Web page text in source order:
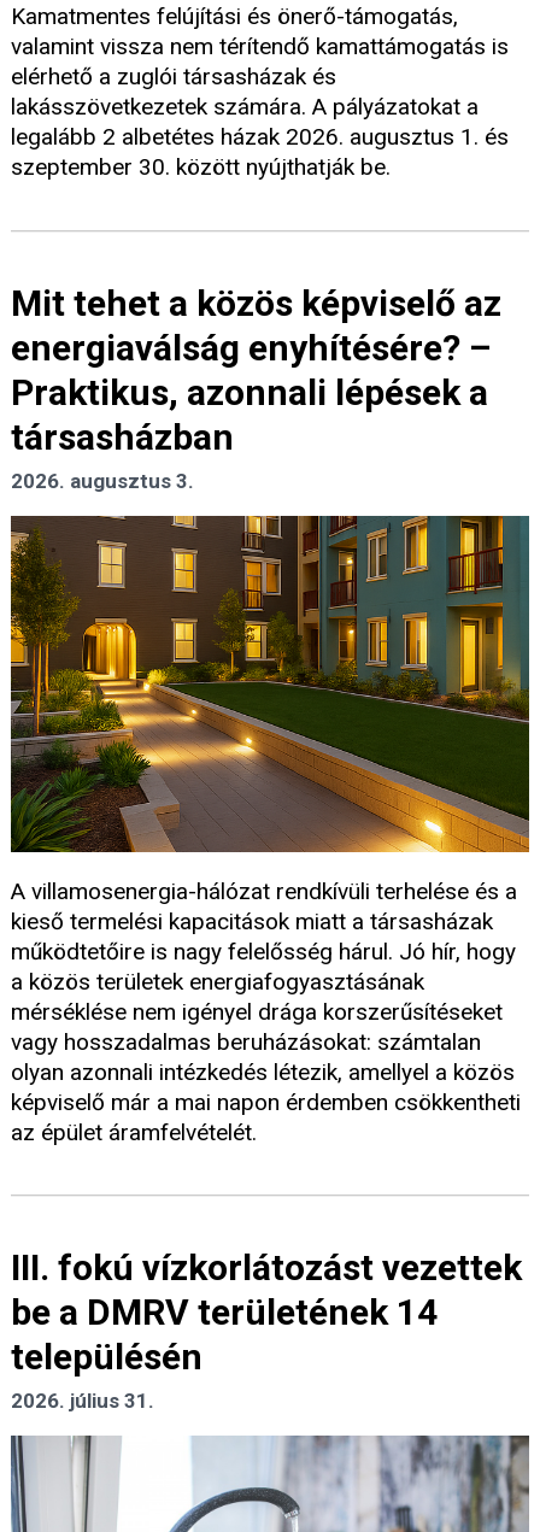
Kamatmentes felújítási és önerő-támogatás,
valamint vissza nem térítendő kamattámogatás is
elérhető a zuglói társasházak és
lakásszövetkezetek számára. A pályázatokat a
legalább 2 albetétes házak 2026. augusztus 1. és
szeptember 30. között nyújthatják be.
Mit tehet a közös képviselő az
energiaválság enyhítésére? –
Praktikus, azonnali lépések a
társasházban
2026. augusztus 3.
A villamosenergia-hálózat rendkívüli terhelése és a
kieső termelési kapacitások miatt a társasházak
működtetőire is nagy felelősség hárul. Jó hír, hogy
a közös területek energiafogyasztásának
mérséklése nem igényel drága korszerűsítéseket
vagy hosszadalmas beruházásokat: számtalan
olyan azonnali intézkedés létezik, amellyel a közös
képviselő már a mai napon érdemben csökkentheti
az épület áramfelvételét.
III. fokú vízkorlátozást vezettek
be a DMRV területének 14
településén
2026. július 31.